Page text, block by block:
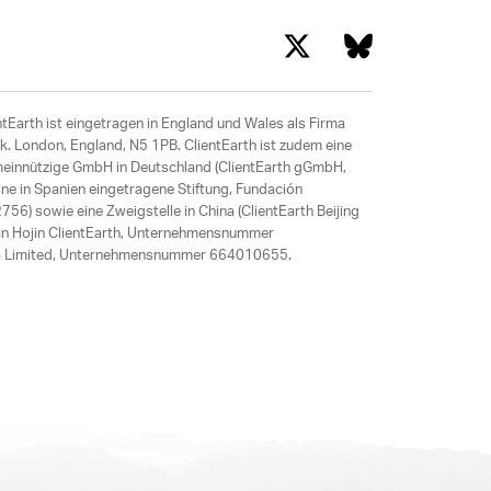
ist eingetragen in England und Wales als Firma
England, N5 1PB. ClientEarth ist zudem eine
GmbH in Deutschland (ClientEarth gGmbH,
in Spanien eingetragene Stiftung, Fundación
sowie eine Zweigstelle in China (ClientEarth Beijing
Hojin ClientEarth, Unternehmensnummer
Unternehmensnummer 664010655.